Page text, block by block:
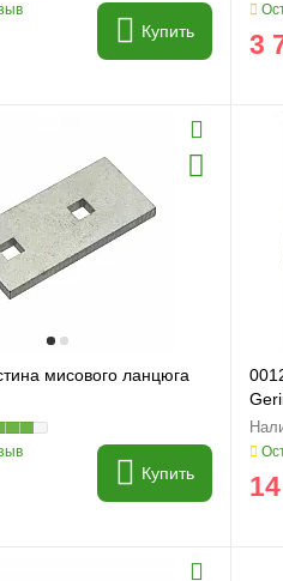
Купить 3
мисового ланцюга
Купить